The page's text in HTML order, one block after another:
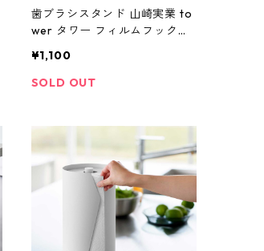
歯ブラシスタンド 山崎実業 to
wer タワー フィルムフックシ
10052 ホワイト
¥1,100
SOLD OUT